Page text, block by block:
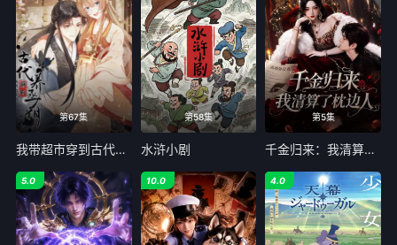
第67集
我带超市穿到古代养丞相
第58集
水浒小剧
第5集
千金归来：我清算了枕边人
5.0 10.0 4.0